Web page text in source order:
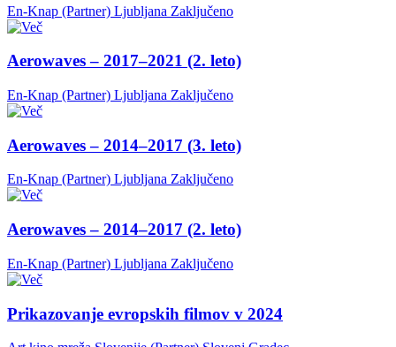
En-Knap (Partner) Ljubljana Zaključeno
Aerowaves – 2017–2021 (2. leto)
En-Knap (Partner) Ljubljana Zaključeno
Aerowaves – 2014–2017 (3. leto)
En-Knap (Partner) Ljubljana Zaključeno
Aerowaves – 2014–2017 (2. leto)
En-Knap (Partner) Ljubljana Zaključeno
Prikazovanje evropskih filmov v 2024